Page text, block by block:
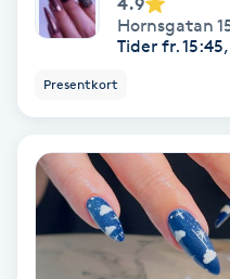
Naglar borttagning
Naprapati
Navelpiercing
Hornsgatan
Tider fr.
Presentkort